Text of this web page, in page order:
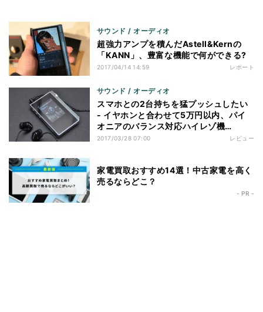
サウンド / オーディオ
超強力アンプを積んだAstell&Kernの
「KANN」、豊富な機能で何ができる?
2017/04/14 14:59 レポート
サウンド / オーディオ
スマホとの2台持ちを猛プッシュしたい
- イヤホンと合わせて5万円以内、パイ
オニアのバランス対応ハイレゾ機
「private」の実力は
2017/03/28 07:00 レビュー
家電買取おすすめ14選！中古家電を高く
売るならどこ？
- PR -